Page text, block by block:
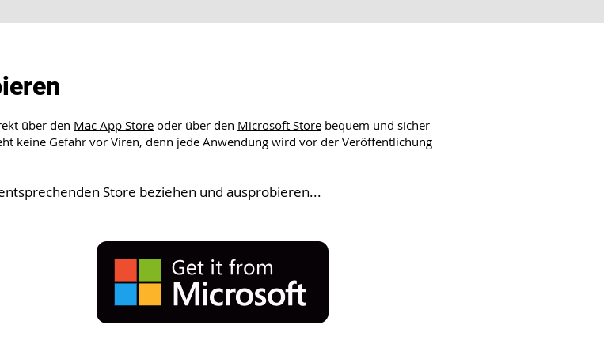
über den Mac App Store oder über den Microsoft Store bequem und sicher
keine Gefahr vor Viren, denn jede Anwendung wird vor der Veröffentlichung
Store beziehen und ausprobieren...